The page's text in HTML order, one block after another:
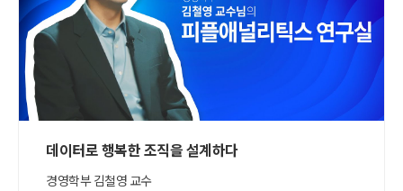
데이터로 행복한 조직을 설계하다
경영학부 김철영 교수